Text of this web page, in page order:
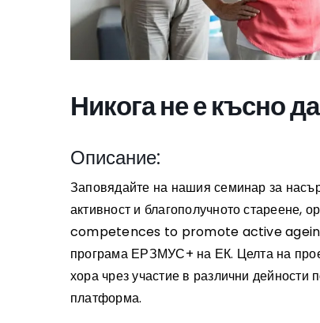
Никога не е късно
Описание:
Заповядайте на нашия семинар за
активност и благополучното
competences to promote active
програма ЕРЗМУС+ на ЕК. Целта на
хора чрез участие в различни
платформа.